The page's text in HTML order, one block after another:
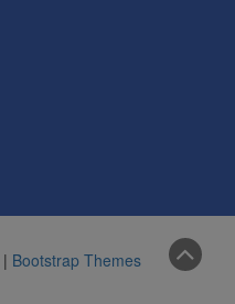
| Bootstrap Themes